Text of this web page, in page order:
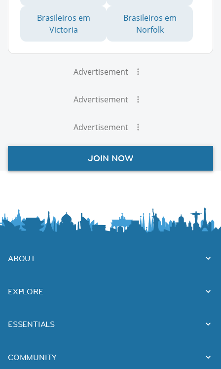
Brasileiros em
Victoria
Brasileiros em
Norfolk
Advertisement
Advertisement
Advertisement
JOIN NOW
ABOUT
EXPLORE
ESSENTIALS
COMMUNITY